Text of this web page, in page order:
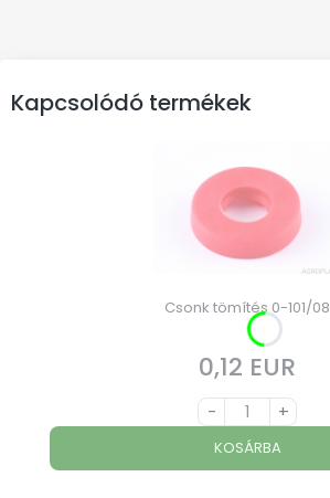
Kapcsolódó termékek
Csonk tömítés 0-101/08
Ár
0,12 EUR
- +
KOSÁRBA